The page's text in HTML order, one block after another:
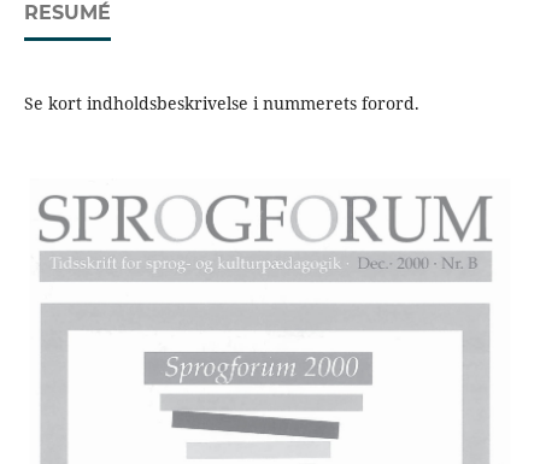
RESUMÉ
Se kort indholdsbeskrivelse i nummerets forord.